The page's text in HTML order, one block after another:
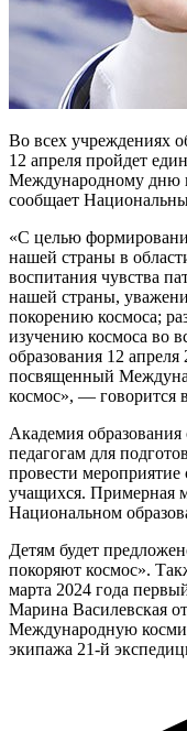
Во всех учреждениях
12 апреля пройдет
Международному дню
сообщает
«С целью
нашей страны в
воспитания чувства
нашей страны,
покорению космоса;
изучению космоса во
образования 12
посвященный
космос», — говорится
Академия образования
педагогам для
провести мероприятие
учащихся. Примерная
Национальном
Детям будет
покоряют космос».
марта 2024 года
Марина Василевская
Международную
экипажа 21-й